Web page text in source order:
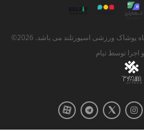
ورزشی اسپورتلند می باشد. 2026©
اجرا توسطتیام